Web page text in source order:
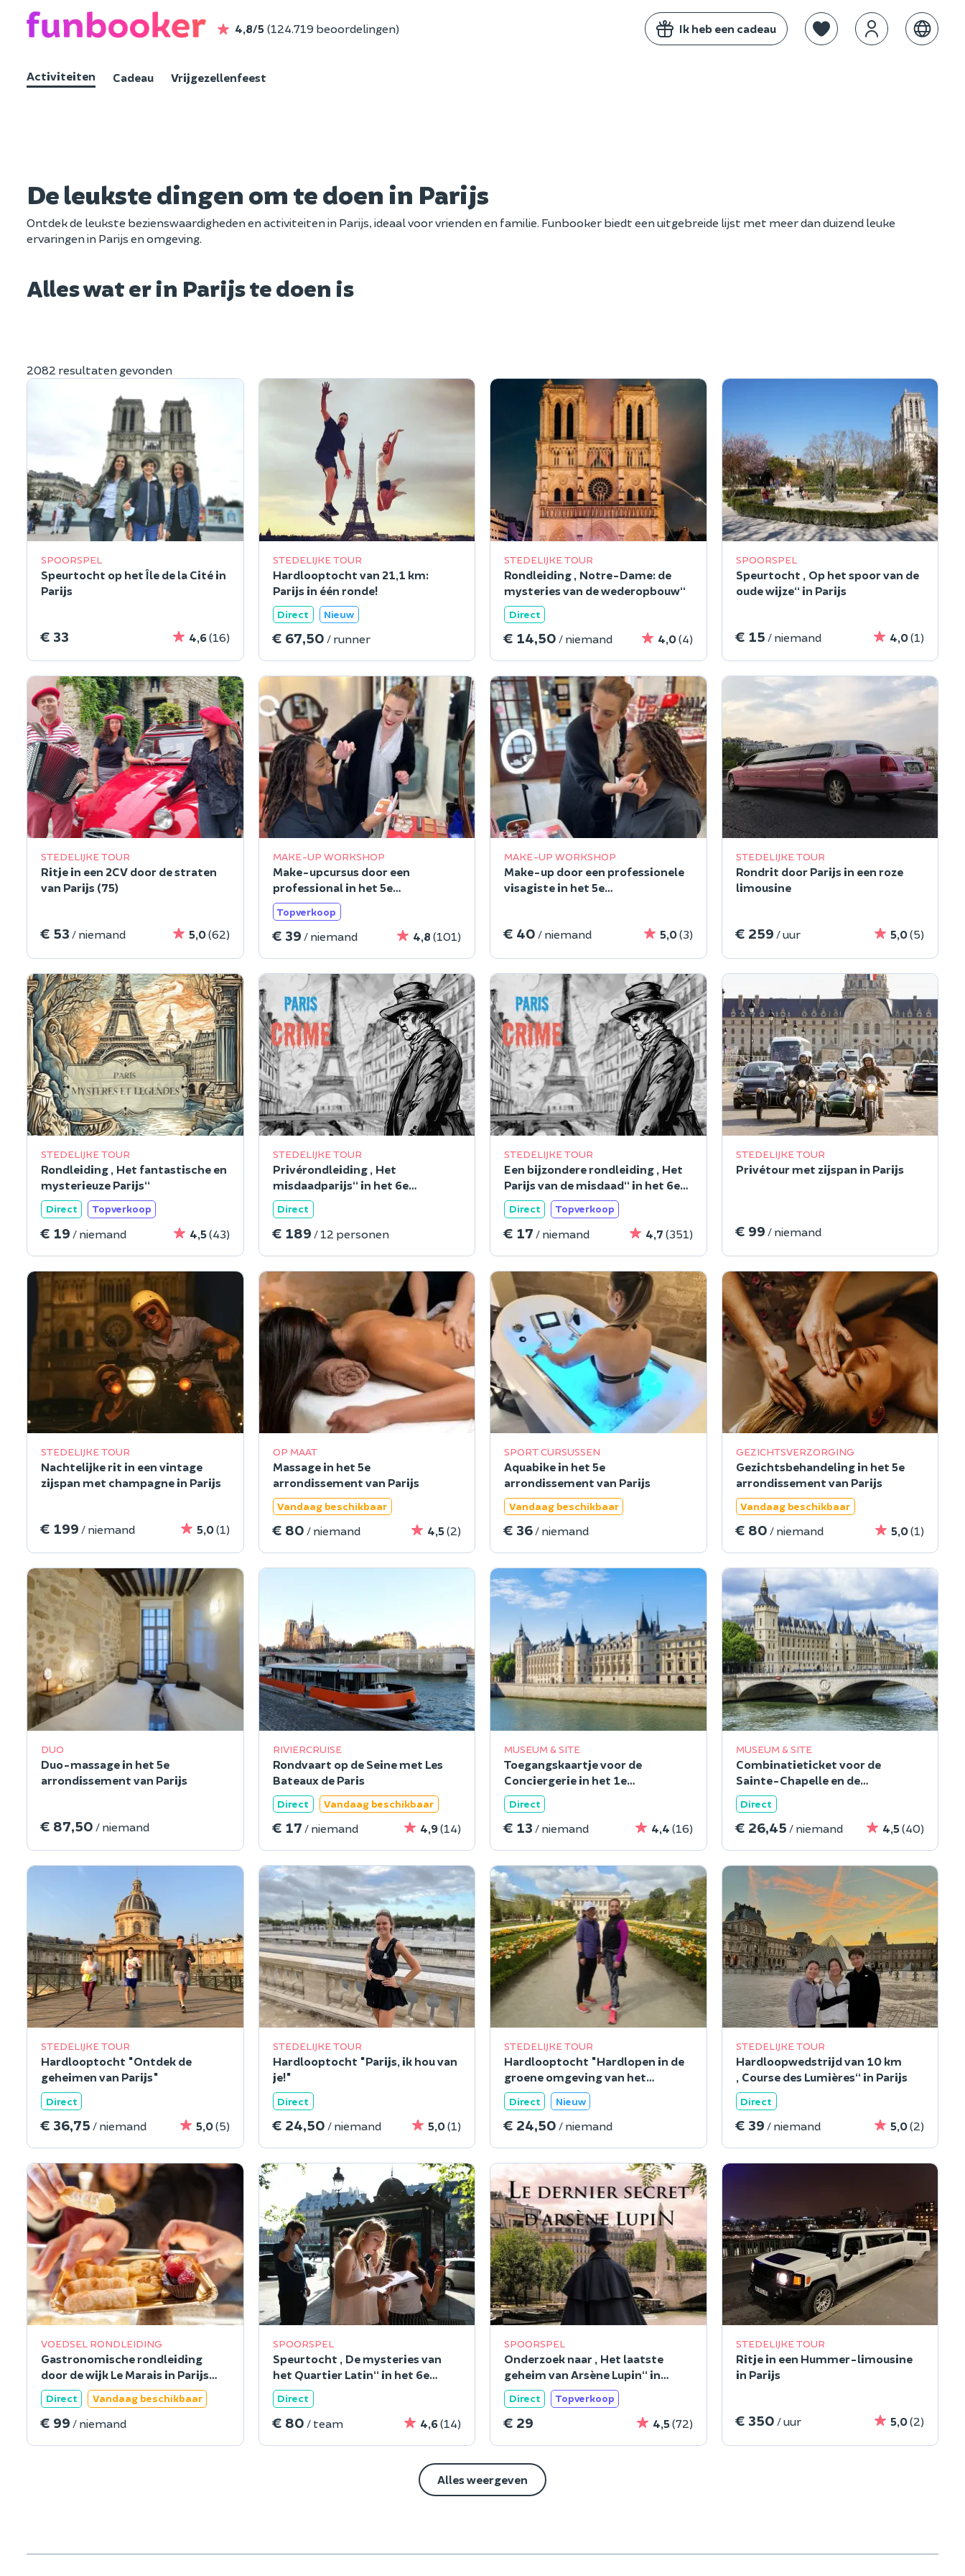
4,8/5 (124.719 beoordelingen) Ik heb een cadeau
Activiteiten Cadeau Vrijgezellenfeest
De leukste dingen om te doen in Parijs
Ontdek de leukste bezienswaardigheden en activiteiten in Parijs, ideaal voor vrienden en familie. Funbooker biedt een uitgebreide lijst met meer dan duizend leuke
ervaringen in Parijs en omgeving.
Alles wat er in Parijs te doen is
2082 resultaten gevonden
SPOORSPEL
Speurtocht op het Île de la Cité in
Parijs
€ 33 4,6(16)
STEDELIJKE TOUR
Hardlooptocht van 21,1 km:
Parijs in één ronde!
Direct Nieuw
€ 67,50 / runner
STEDELIJKE TOUR
Rondleiding „Notre-Dame: de
mysteries van de wederopbouw“
Direct
€ 14,50 / niemand 4,0(4)
SPOORSPEL
Speurtocht „Op het spoor van de
oude wijze“ in Parijs
€ 15 / niemand 4,0(1)
STEDELIJKE TOUR
Ritje in een 2CV door de straten
van Parijs (75)
€ 53 / niemand 5,0(62)
MAKE-UP WORKSHOP
Make-upcursus door een
professional in het 5e
arrondissement van Parijs
Topverkoop
€ 39 / niemand 4,8 (101)
MAKE-UP WORKSHOP
Make-up door een professionele
visagiste in het 5e
€ 40 / niemand 5,0(3)
STEDELIJKE TOUR
Rondrit door Parijs in een roze
limousine
€ 259 / uur 5,0(5)
STEDELIJKE TOUR
Rondleiding „Het fantastische en
mysterieuze Parijs“
Direct Topverkoop
€ 19 / niemand 4,5(43)
STEDELIJKE TOUR
Privérondleiding „Het
misdaadparijs“ in het 6e
arrondissement van Parijs
Direct
€ 189 / 12 personen
STEDELIJKE TOUR
Een bijzondere rondleiding „Het
Parijs van de misdaad“ in het 6e
arrondissement van Parijs
Direct Topverkoop
€ 17 / niemand 4,7 (351)
STEDELIJKE TOUR
Privétour met zijspan in Parijs
€ 99 / niemand
STEDELIJKE TOUR
Nachtelijke rit in een vintage
zijspan met champagne in Parijs
€ 199 / niemand 5,0(1)
OP MAAT
Massage in het 5e
arrondissement van Parijs
Vandaag beschikbaar
€ 80 / niemand 4,5(2)
SPORT CURSUSSEN
Aquabike in het 5e
arrondissement van Parijs
Vandaag beschikbaar
€ 36 / niemand
GEZICHTSVERZORGING
Gezichtsbehandeling in het 5e
arrondissement van Parijs
Vandaag beschikbaar
€ 80 / niemand 5,0(1)
DUO
Duo-massage in het 5e
arrondissement van Parijs
€ 87,50 / niemand
RIVIERCRUISE
Rondvaart op de Seine met Les
Bateaux de Paris
Direct Vandaag beschikbaar
€ 17 / niemand 4,9(14)
MUSEUM & SITE
Toegangskaartje voor de
Conciergerie in het 1e
arrondissement van Parijs
Direct
€ 13 / niemand 4,4 (16)
MUSEUM & SITE
Combinatieticket voor de
Sainte-Chapelle en de
Conciergerie
Direct
€ 26,45 / niemand 4,5(40)
STEDELIJKE TOUR
Hardlooptocht "Ontdek de
geheimen van Parijs"
Direct
€ 36,75 / niemand 5,0(5)
STEDELIJKE TOUR
Hardlooptocht "Parijs, ik hou van
je!"
Direct
€ 24,50 / niemand 5,0(1)
STEDELIJKE TOUR
Hardlooptocht "Hardlopen in de
groene omgeving van het
Quartier Latin in Parijs"
Direct Nieuw
€ 24,50 / niemand
STEDELIJKE TOUR
Hardloopwedstrijd van 10 km
„Course des Lumières“ in Parijs
Direct
€ 39 / niemand 5,0(2)
VOEDSEL RONDLEIDING
Gastronomische rondleiding
door de wijk Le Marais in Parijs
(75)
Direct Vandaag beschikbaar
€ 99 / niemand
SPOORSPEL
Speurtocht „De mysteries van
het Quartier Latin“ in het 6e
arrondissement van Parijs
Direct
€ 80 / team 4,6(14)
SPOORSPEL
Onderzoek naar „Het laatste
geheim van Arsène Lupin“ in
Parijs
Direct Topverkoop
€ 29 4,5(72)
STEDELIJKE TOUR
Ritje in een Hummer-limousine
in Parijs
€ 350 / uur 5,0(2)
Alles weergeven